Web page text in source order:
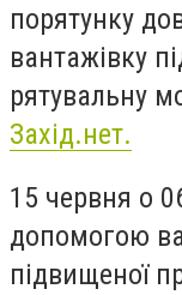
порятунку
вантажівку
рятувальну
Захід.нет.
15 червня о
допомогою
підвищеної